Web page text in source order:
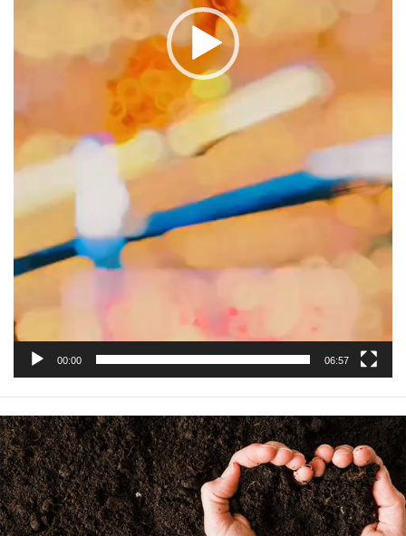
00:00 06:57